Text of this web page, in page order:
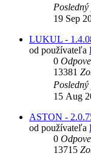
19 Sep
LUKUL -
od používateľa
0
13381
15 Aug
ASTON -
od používateľa
0
13715